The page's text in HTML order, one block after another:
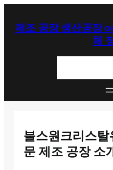
제조 공장 생산공장
체
불스원크리스탈
문 제조 공장 소